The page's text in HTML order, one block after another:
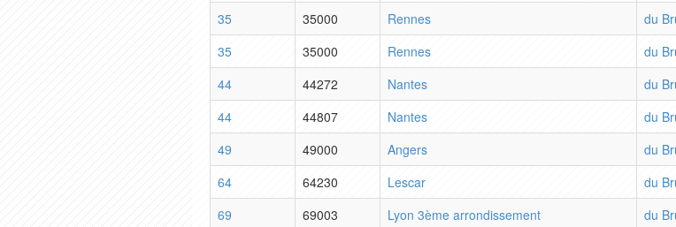
35
35000 Rennes
du
35
35000 Rennes
du
44
44272 Nantes
du
44
44807 Nantes
du
49
49000 Angers
du
64
64230 Lescar
du
69
69003 Lyon 3ème arrondissement
du